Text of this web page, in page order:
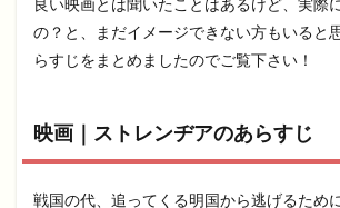
の？と、まだイメージできない方もいると
らすじをまとめましたのでご覧下さい！
映画｜ストレンヂアのあらすじ
戦国の代、追ってくる明国から逃げるため